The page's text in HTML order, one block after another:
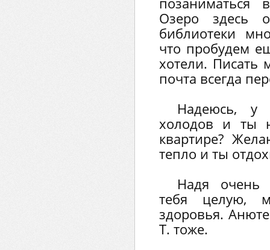
Озеро здесь
библиотеки
что пробудем
хотели. Писать
почта всегда
Надеюсь, у
холодов и ты
квартире?
тепло и ты
Надя очень
тебя целую,
здоровья.
Т. тоже.